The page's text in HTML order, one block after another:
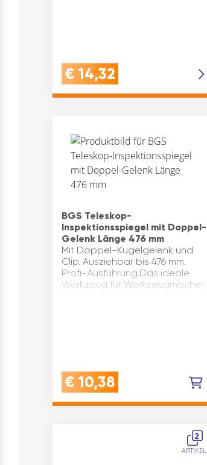
€ 14,32
BGS Teleskop-
Inspektionsspiegel mit Doppel-
Gelenk Länge 476 mm
Mit Doppel-Kugelgelenk und
Clip. Ausziehbar bis 476 mm.
Profi-Ausführung.Das ideale
Werkzeug für Werkzeugmacher,
€ 10,38
2
ARTIKEL